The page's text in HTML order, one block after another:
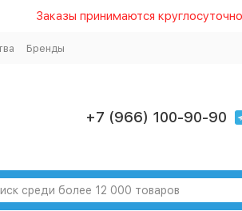
Заказы принимаются
Бренды
+7 (966) 100-90-90